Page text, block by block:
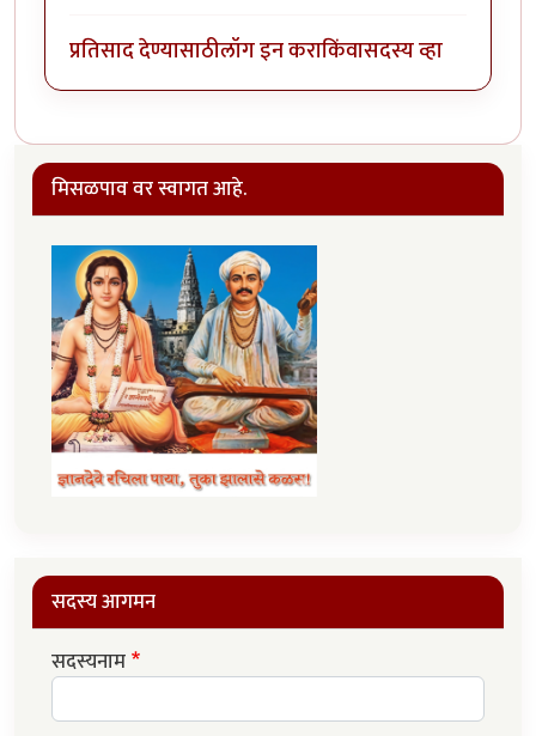
प्रतिसाद देण्यासाठीलॉग इन कराकिंवासदस्य व्हा
मिसळपाव वर स्वागत आहे.
सदस्य आगमन
सदस्यनाम